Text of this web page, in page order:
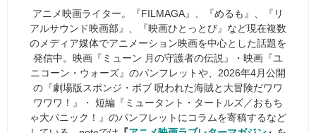
アニメ映画ライター。『FILMAGA』、『めるも』、『リ
アルサウンド映画部』、『映画ひとっとび』など現在複数
のメディア媒体でアニメーション映画を中心とした話題を
発信中。映画『ミューン 月の守護者の伝説』・映画『ユ
ニコーン・ウォーズ』のパンフレットや、2026年4月公開
の『劇場版スポンジ・ボブ 呪われた海賊と大冒険だワワ
ワワワ！』・ 短編『ミュータント・タートルズ／おもち
ゃ大パニック！』のパンフレットにコラムを寄稿するなど